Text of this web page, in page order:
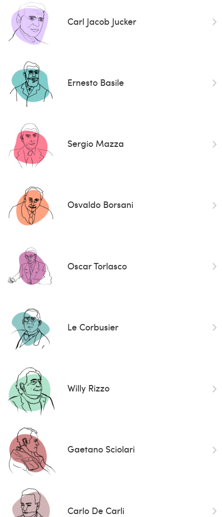
Carl Jacob Jucker
Ernesto Basile
Sergio Mazza
Osvaldo Borsani
Oscar Torlasco
Le Corbusier
Willy Rizzo
Gaetano Sciolari
Carlo De Carli